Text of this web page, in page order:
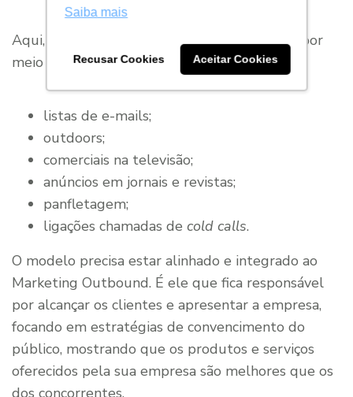
Saiba mais
Recusar Cookies Aceitar Cookies
Aqui, usa-se a prospecção direta, que é feita por
meio de:
listas de e-mails;
outdoors;
comerciais na televisão;
anúncios em jornais e revistas;
panfletagem;
ligações chamadas de cold calls.
O modelo precisa estar alinhado e integrado ao
Marketing Outbound. É ele que fica responsável
por alcançar os clientes e apresentar a empresa,
focando em estratégias de convencimento do
público, mostrando que os produtos e serviços
oferecidos pela sua empresa são melhores que os
dos concorrentes.